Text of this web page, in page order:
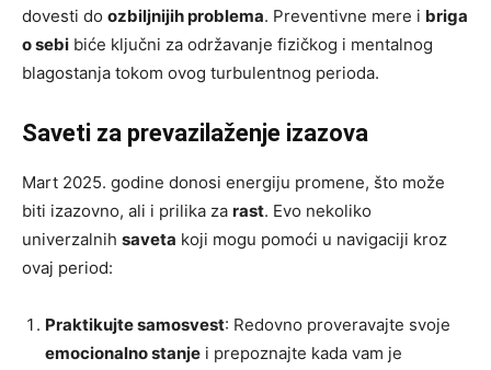
dovesti do ozbiljnijih problema. Preventivne mere i briga
o sebi biće ključni za održavanje fizičkog i mentalnog
blagostanja tokom ovog turbulentnog perioda.
Saveti za prevazilaženje izazova
Mart 2025. godine donosi energiju promene, što može
biti izazovno, ali i prilika za rast. Evo nekoliko
univerzalnih saveta koji mogu pomoći u navigaciji kroz
ovaj period:
Praktikujte samosvest: Redovno proveravajte svoje
emocionalno stanje i prepoznajte kada vam je